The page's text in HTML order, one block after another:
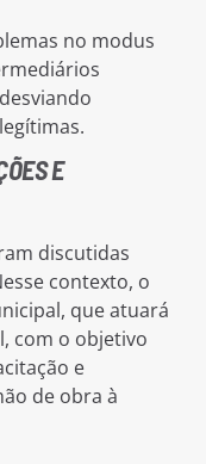
no modus
E
discutidas
contexto, o
que atuará
com o objetivo
e
de obra à